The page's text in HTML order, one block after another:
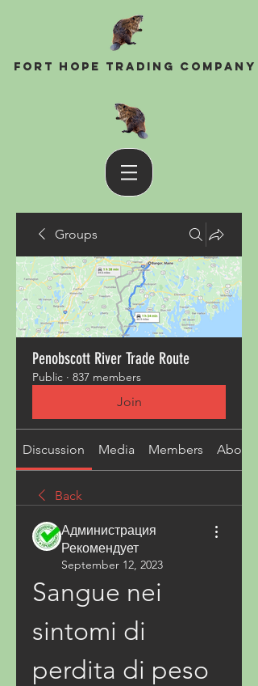
Fort Hope Trading Company
Groups
Penobscott River Trade Route
Public · 837 members
Join
Discussion Media Members About
Back
Администрация
Рекомендует
September 12, 2023
Sangue nei
sintomi di
perdita di peso